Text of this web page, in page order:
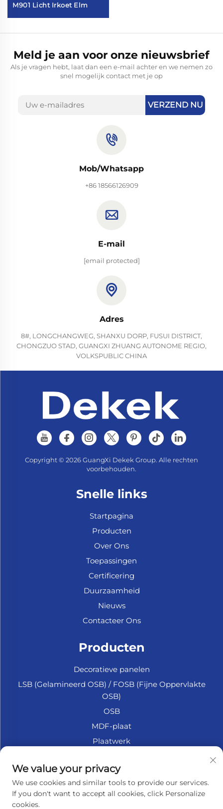
M901 Licht Irkoet Elm
Meld je aan voor onze nieuwsbrief
Als je vragen hebt, laat dan een e-mail achter en we nemen zo
snel mogelijk contact met je op
VERZEND NU
Mob/Whatsapp
+86 18566126909
E-mail
[email protected]
Adres
8#, LONGCHANGWEG, SHANXU DORP, FUSUI DISTRICT,
CHONGZUO STAD, GUANGXI ZHUANG AUTONOME REGIO,
VOLKSPUBLIC CHINA
Copyright © 2026 GuangXi Dekek Group. Alle rechten
voorbehouden.
Snelle links
Startpagina
Producten
Over Ons
Toepassingen
Certificering
Duurzaamheid
Nieuws
Contacteer Ons
Producten
Decoratieve panelen
LSB (Gelamineerd OSB) / FOSB (Fijne Oppervlakte
OSB)
OSB
MDF-plaat
Plaatwerk
Fiberplaat
Accessoires
We value your privacy
We use cookies and similar tools to provide our services.
If you don't want to accept all cookies, click Personalize
cookies.